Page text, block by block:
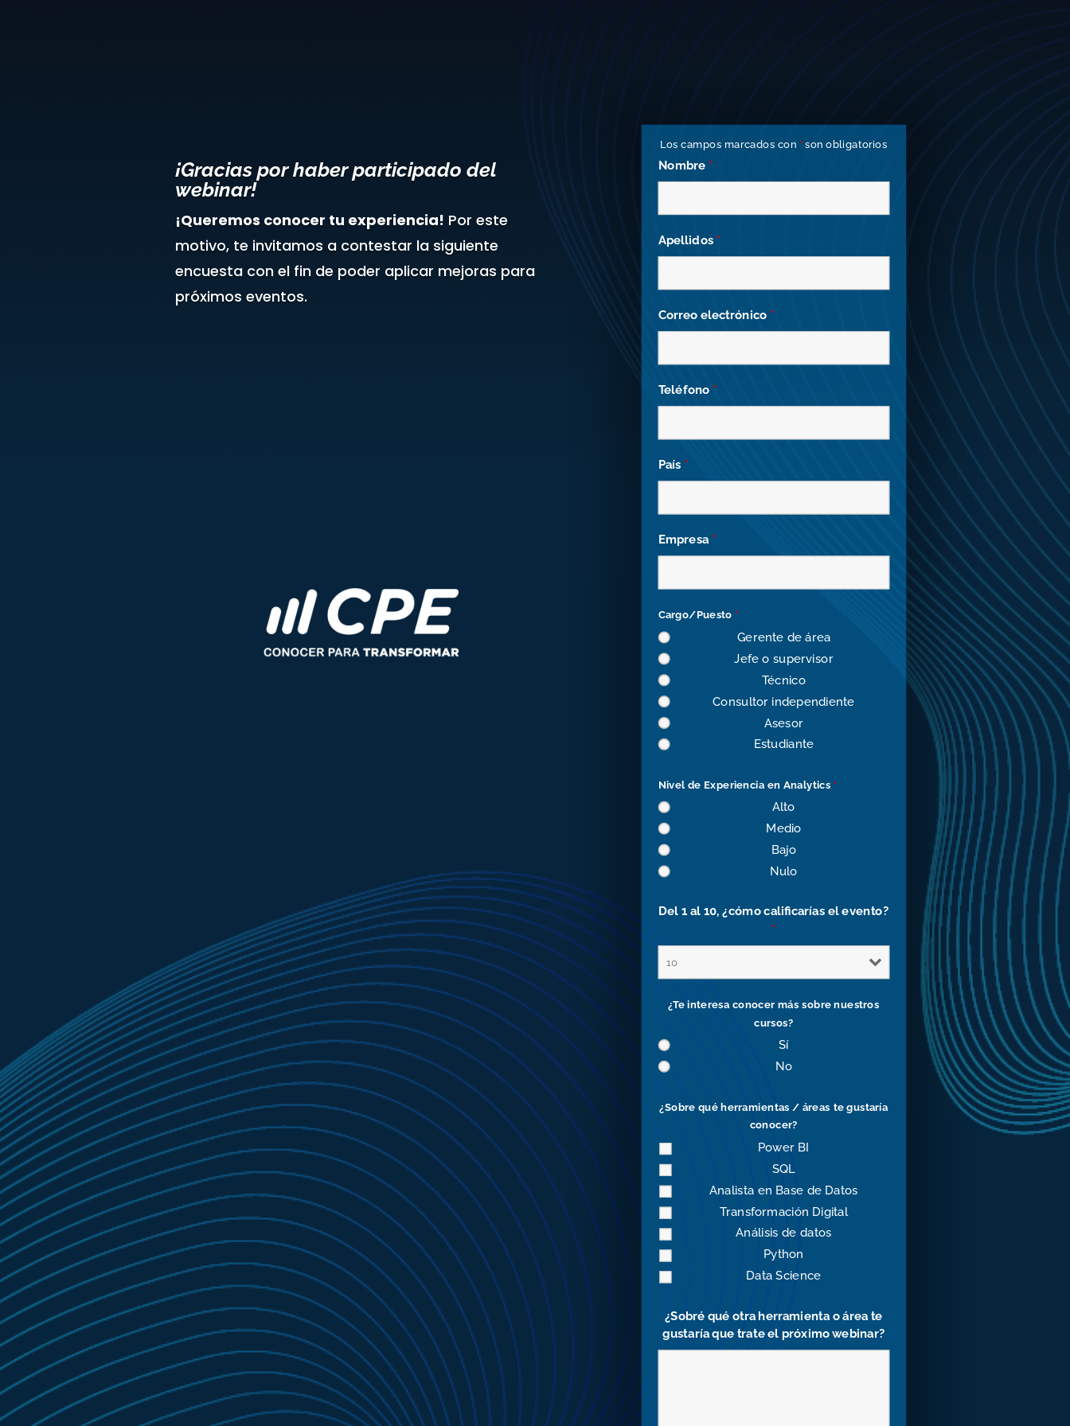
¡Gracias por haber participado del
webinar!
¡Queremos conocer tu experiencia! Por este
motivo, te invitamos a contestar la siguiente
encuesta con el fin de poder aplicar mejoras para
próximos eventos.
Los campos marcados con *son obligatorios
Nombre *
Apellidos *
Correo electrónico *
Teléfono *
País *
Empresa *
Cargo/Puesto*
Gerente de área
Jefe o supervisor
Técnico
Consultor independiente
Asesor
Estudiante
Nivel de Experiencia en Analytics*
Alto
Medio
Bajo
Nulo
Del 1 al 10, ¿cómo calificarías el evento?
*
¿Te interesa conocer más sobre nuestros
cursos?
Sí
No
¿Sobre qué herramientas / áreas te gustaría
conocer?
Power BI
SQL
Analista en Base de Datos
Transformación Digital
Análisis de datos
Python
Data Science
¿Sobré qué otra herramienta o área te
gustaría que trate el próximo webinar?